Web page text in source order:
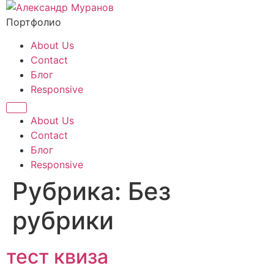
Перейти
Портфолио
About Us
Contact
Блог
Responsive
About Us
Contact
Блог
Responsive
Рубрика: Без
рубрики
тест квиза